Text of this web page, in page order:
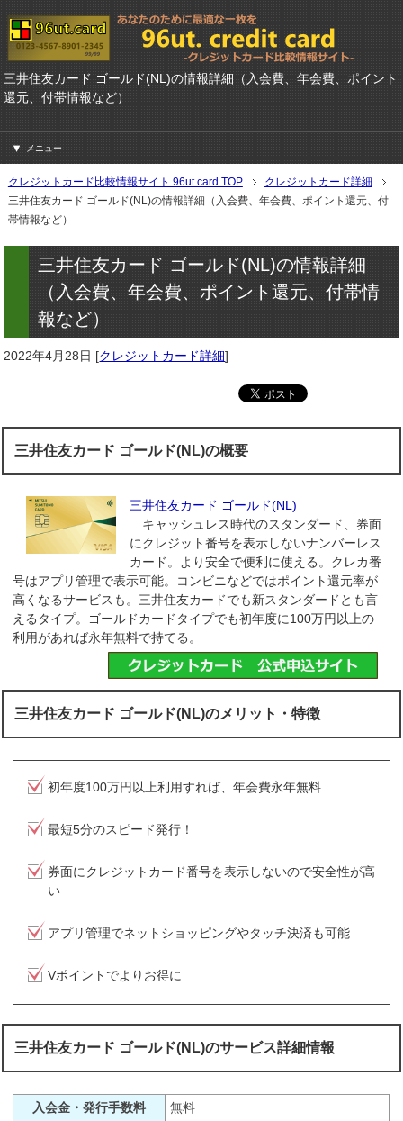
三井住友カード ゴールド(NL)の情報詳細（入会費、年会費、ポイント
還元、付帯情報など）
メニュー
クレジットカード比較情報サイト 96ut.card TOP
クレジットカード詳細
三井住友カード ゴールド(NL)の情報詳細（入会費、年会費、ポイント還元、付
帯情報など）
三井住友カード ゴールド(NL)の情報詳細
（入会費、年会費、ポイント還元、付帯情
報など）
2022年4月28日 [クレジットカード詳細]
三井住友カード ゴールド(NL)の概要
三井住友カード ゴールド(NL)
キャッシュレス時代のスタンダード、券面
にクレジット番号を表示しないナンバーレス
カード。より安全で便利に使える。クレカ番
号はアプリ管理で表示可能。コンビニなどではポイント還元率が
高くなるサービスも。三井住友カードでも新スタンダードとも言
えるタイプ。ゴールドカードタイプでも初年度に100万円以上の
利用があれば永年無料で持てる。
三井住友カード ゴールド(NL)のメリット・特徴
初年度100万円以上利用すれば、年会費永年無料
最短5分のスピード発行！
券面にクレジットカード番号を表示しないので安全性が高
い
アプリ管理でネットショッピングやタッチ決済も可能
Vポイントでよりお得に
三井住友カード ゴールド(NL)のサービス詳細情報
入会金・発行手数料
無料